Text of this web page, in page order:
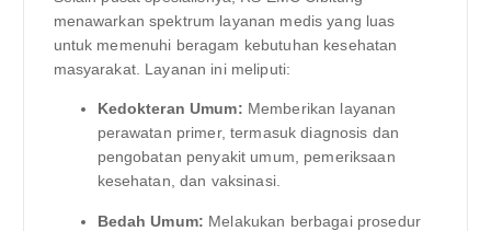
menawarkan spektrum layanan medis yang luas
untuk memenuhi beragam kebutuhan kesehatan
masyarakat. Layanan ini meliputi:
Kedokteran Umum: Memberikan layanan
perawatan primer, termasuk diagnosis dan
pengobatan penyakit umum, pemeriksaan
kesehatan, dan vaksinasi.
Bedah Umum: Melakukan berbagai prosedur